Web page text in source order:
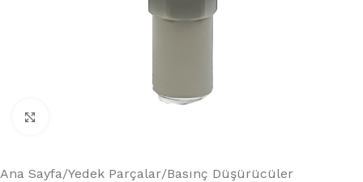
Ana Sayfa/Yedek Parçalar/Basınç Düşürücüler